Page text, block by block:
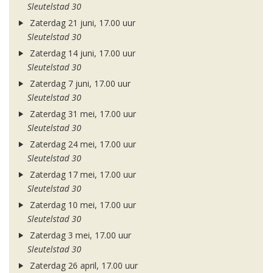
Sleutelstad 30
Zaterdag 21 juni, 17.00 uur
Sleutelstad 30
Zaterdag 14 juni, 17.00 uur
Sleutelstad 30
Zaterdag 7 juni, 17.00 uur
Sleutelstad 30
Zaterdag 31 mei, 17.00 uur
Sleutelstad 30
Zaterdag 24 mei, 17.00 uur
Sleutelstad 30
Zaterdag 17 mei, 17.00 uur
Sleutelstad 30
Zaterdag 10 mei, 17.00 uur
Sleutelstad 30
Zaterdag 3 mei, 17.00 uur
Sleutelstad 30
Zaterdag 26 april, 17.00 uur